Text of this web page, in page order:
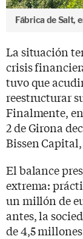
Fábrica de Salt,
La situación
crisis
tuvo que
reestructurar
Finalmente,
2 de Girona
Bissen
El balance
extrema:
un millón de
antes, la
de 4,5